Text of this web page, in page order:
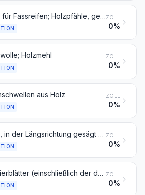
Holz für Fassreifen; Holzpfähle, gespalten; Pfähle und Pflöcke aus Holz, gespitzt, nicht in der Längsrichtung gesägt; Holz, nur grob zugerichtet oder abgerundet, jedoch weder gedrechselt, gebogen noch anders bearbeitet, für Spazierstöcke, Regenschirme, Werkzeuggriffe, Werkzeugstiele und dergleichen; Holzspan, Holzstreifen, Holzbänder und dergleichenZOLL
0%
Holzmehl ZOLL
0%
aus Holz ZOLL
0%
Holz, in der Längsrichtung gesägt oder gesäumt, gemessert oder geschält, auch gehobelt, geschliffen oder an den Enden verbunden, mit einer Dicke von mehr als 6 mm ZOLL
0%
Furnierblätter (einschließlich der durch Messern von Lagenholz gewonnenen Blätter), Blätter für Sperrholz oder ähnliches Lagenholz und anderes Holz, in der Längsrichtung gesägt, gemessert oder geschält, auch gehobelt, geschliffen, an den Kanten oder an den Enden verbunden, mit einer Dicke von 6 mm oder weniger ZOLL
0%